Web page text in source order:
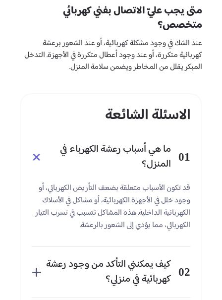
متى يجب عليّ الاتصال بفني كهربائي
متخصص؟
عند الشك في وجود مشكلة كهربائية، أو عند الشعور برعشة
كهربائية متكررة، أو عند وجود أعطال متكررة في الأجهزة. التدخل
المبكر يقلل من المخاطر ويضمن سلامة المنزل.
الاسئلة الشائعة
01
ما هي أسباب رعشة الكهرباء في
المنزل؟
قد تكون الأسباب متعلقة بضعف التأريض الكهربائي، أو
وجود خلل في الأجهزة الكهربائية، أو مشاكل في الأسلاك
الكهربائية الداخلية. هذه المشاكل تتسبب في تسرب التيار
الكهربائي، مما يؤدي إلى الشعور بالرعشة.
02 كيف يمكنني التأكد من وجود رعشة
كهربائية في منزلي؟